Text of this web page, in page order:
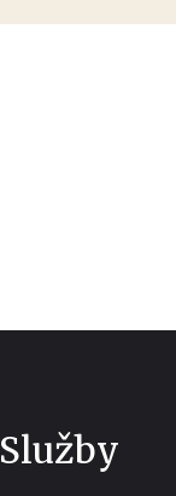
Služby